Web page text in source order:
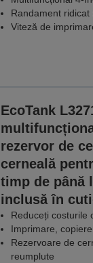
Randament ridicat
Viteză de
EcoTank
rezervor de
cerneală
timp de până
inclusă în
Reduceți costurile
Imprimare,
Rezervoare de
reumplute